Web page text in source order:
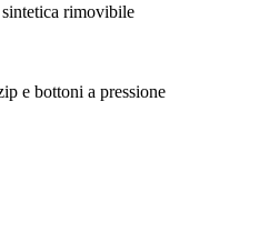
rimovibile
e bottoni a pressione